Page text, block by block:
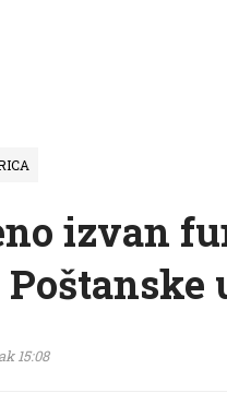
izvan
15:08